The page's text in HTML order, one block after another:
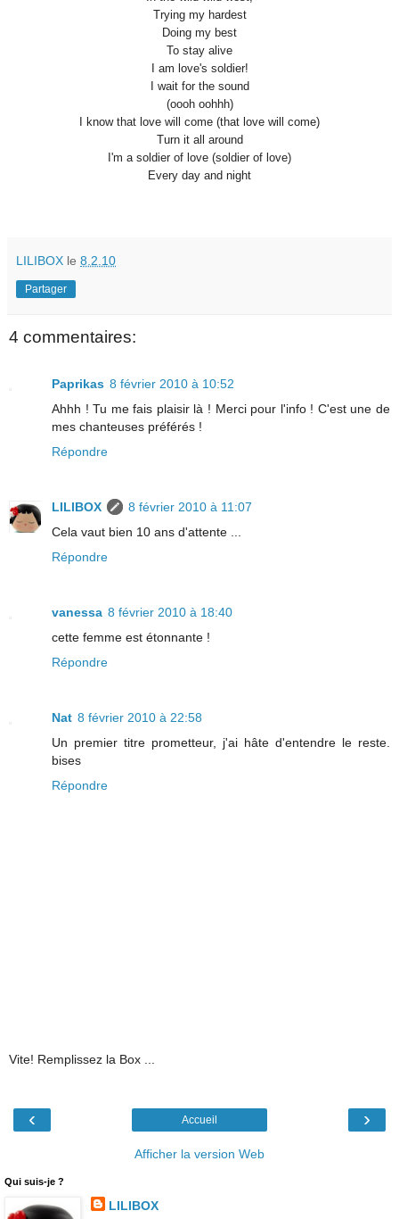
Trying my hardest
Doing my best
To stay alive
I am love's soldier!
I wait for the sound
(oooh oohhh)
I know that love will come (that love will come)
Turn it all around
I'm a soldier of love (soldier of love)
Every day and night
LILIBOX le 8.2.10
Partager
4 commentaires:
Paprikas 8 février 2010 à 10:52
Ahhh ! Tu me fais plaisir là ! Merci pour l'info ! C'est une de
mes chanteuses préférés !
Répondre
LILIBOX
8 février 2010 à 11:07
Cela vaut bien 10 ans d'attente ...
Répondre
vanessa 8 février 2010 à 18:40
cette femme est étonnante !
Répondre
Nat 8 février 2010 à 22:58
Un premier titre prometteur, j'ai hâte d'entendre le reste.
bises
Répondre
Vite! Remplissez la Box ...
‹ ›
Accueil
Afficher la version Web
Qui suis-je ?
LILIBOX